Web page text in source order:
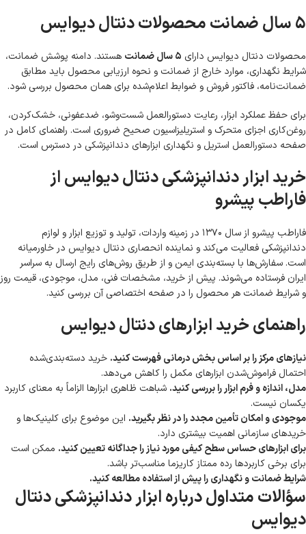
۵ سال ضمانت محصولات دنتال دیوایس
محصولات دنتال دیوایس دارای ۵ سال ضمانت
هستند. دامنه پوشش ضمانت،
شرایط نگهداری، موارد خارج از ضمانت و نحوه ارزیابی محصول باید مطابق
ضمانت‌نامه، فاکتور فروش و ضوابط اعلام‌شده برای همان محصول بررسی شود.
برای حفظ عملکرد ابزار، رعایت دستورالعمل شست‌وشو، ضدعفونی، خشک‌کردن،
روغن‌کاری اجزای متحرک و استریلیزاسیون صحیح ضروری است. راهنمای کامل در
صفحه دستورالعمل استریل و نگهداری ابزارهای دندانپزشکی در دسترس است.
خرید ابزار دندانپزشکی دنتال دیوایس از
فاراطب پیشرو
فاراطب پیشرو از سال ۱۳۷۰ در زمینه واردات، تولید و توزیع ابزار و لوازم
دندانپزشکی فعالیت می‌کند و نماینده انحصاری دنتال دیوایس در خاورمیانه
است. سفارش‌ها با بسته‌بندی ایمن و از طریق روش‌های رایج ارسال به سراسر
ایران فرستاده می‌شوند. پیش از خرید، مشخصات فنی، مدل، موجودی، قیمت روز
و شرایط ضمانت هر محصول را در صفحه اختصاصی آن بررسی کنید.
راهنمای خرید ابزارهای دنتال دیوایس
نیازهای مرکز را بر اساس بخش درمانی فهرست کنید. خرید دسته‌بندی‌شده
احتمال فراموش‌شدن ابزارهای مکمل را کاهش می‌دهد.
مدل، اندازه و فرم ابزار را بررسی کنید. شباهت ظاهری ابزارها الزاماً به معنای کاربرد
یکسان نیست.
موجودی و امکان تأمین مجدد را در نظر بگیرید. این موضوع برای کلینیک‌ها و
خریدهای سازمانی اهمیت بیشتری دارد.
برای ابزارهای حساس سطح کیفی مورد نیاز را جداگانه تعیین کنید. ممکن است
برای برخی کاربردها رده ممتاز کاریزما مناسب‌تر باشد.
شرایط ضمانت و نگهداری را پیش از استفاده مطالعه کنید.
سؤالات متداول درباره ابزار دندانپزشکی دنتال
دیوایس